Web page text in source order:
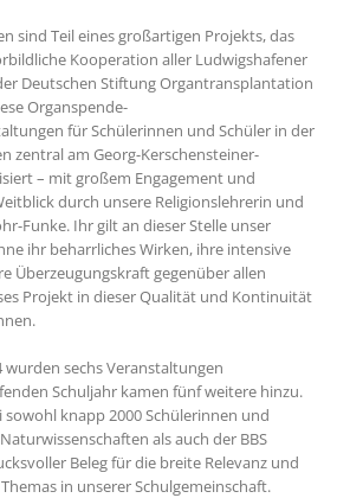
sind Teil eines großartigen Projekts, das
Kooperation aller Ludwigshafener
Deutschen Stiftung Organtransplantation
Organspende-
für Schülerinnen und Schüler in der
zentral am Georg-Kerschensteiner-
– mit großem Engagement und
durch unsere Religionslehrerin und
Funke. Ihr gilt an dieser Stelle unser
ihr beharrliches Wirken, ihre intensive
Überzeugungskraft gegenüber allen
Projekt in dieser Qualität und Kontinuität
wurden sechs Veranstaltungen
Schuljahr kamen fünf weitere hinzu.
sowohl knapp 2000 Schülerinnen und
als auch der BBS
Beleg für die breite Relevanz und
in unserer Schulgemeinschaft.